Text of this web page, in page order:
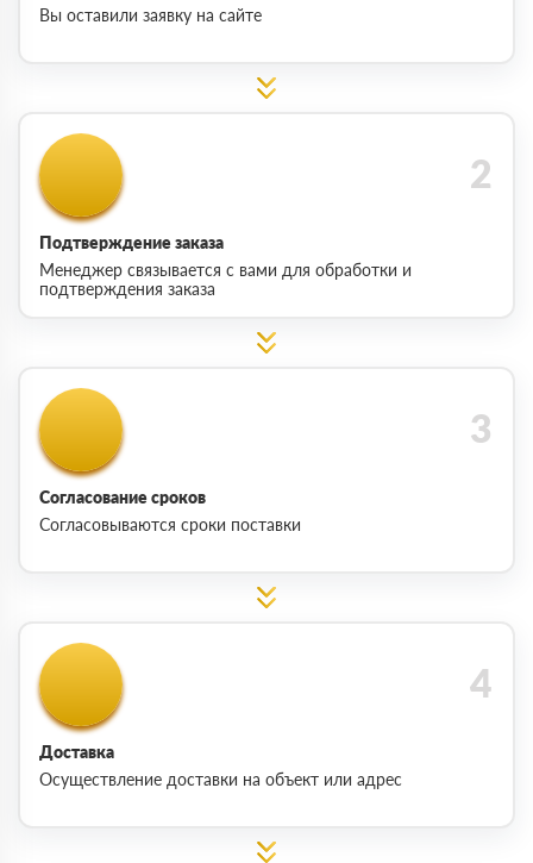
Вы оставили заявку на сайте
Подтверждение заказа
Менеджер связывается с вами для обработки и
подтверждения заказа
Согласование сроков
Согласовываются сроки поставки
Доставка
Осуществление доставки на объект или адрес